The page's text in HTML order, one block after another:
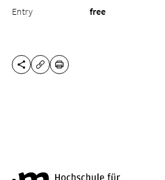
Entry free
SHARE THIS PAGE
COPY URL
PRINT